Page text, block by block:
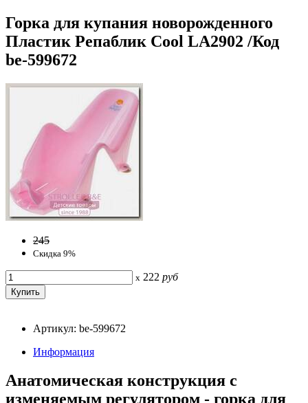
Горка для купания новорожденного
Пластик Репаблик Cool LA2902 /Код
be-599672
245
Скидка 9%
x 222 руб
Артикул: be-599672
Информация
Анатомическая конструкция с
изменяемым регулятором - горка для